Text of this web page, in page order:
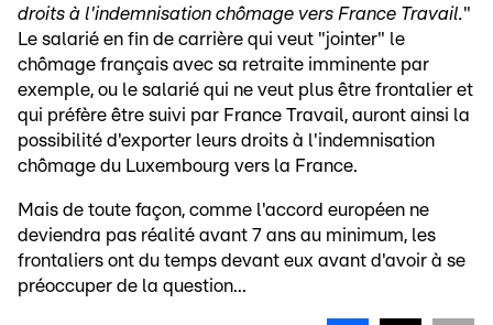
droits à l'indemnisation chômage vers France Travail."
Le salarié en fin de carrière qui veut "jointer" le
chômage français avec sa retraite imminente par
exemple, ou le salarié qui ne veut plus être frontalier et
qui préfère être suivi par France Travail, auront ainsi la
possibilité d'exporter leurs droits à l'indemnisation
chômage du Luxembourg vers la France.
Mais de toute façon, comme l'accord européen ne
deviendra pas réalité avant 7 ans au minimum, les
frontaliers ont du temps devant eux avant d'avoir à se
préoccuper de la question...